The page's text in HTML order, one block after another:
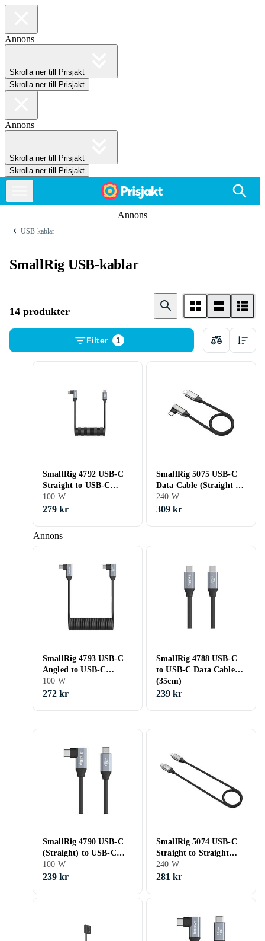
Annons
Skrolla ner till Prisjakt
Skrolla ner till Prisjakt
Annons
Skrolla ner till Prisjakt
Skrolla ner till Prisjakt
Annons
USB-kablar
SmallRig USB-kablar
14 produkter
Filter 1
Annons
SmallRig 4792 USB-C
Straight to USB-C
Angled Coiled Data
Cable
100 W
279 kr
SmallRig 5075 USB-C
Data Cable (Straight to
Angled, 35cm (40Gbps
240W 8K)
240 W
309 kr
SmallRig 4793 USB-C
Angled to USB-C
Angled Coiled Data
Cable
100 W
272 kr
SmallRig 4788 USB-C
to USB-C Data Cable
(35cm)
239 kr
SmallRig 4790 USB-C
(Straight) to USB-C
(Angled) Data Cable
35cm
100 W
239 kr
SmallRig 5074 USB-C
Straight to Straight
Cable, 60cm (40Gbps +
240W + 8K)
240 W
281 kr